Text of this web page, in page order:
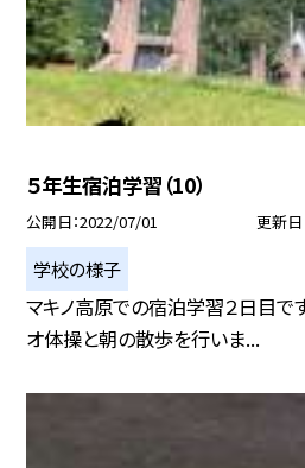
５年生宿泊学習（10）
公開日 2022/07/01 更新日
学校の様子
マキノ高原での宿泊学習２日目で
オ体操と朝の散歩を行いま...